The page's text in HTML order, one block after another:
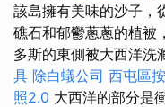
該島擁有美味的沙子，
礁石和郁鬱蔥蔥的植被
多斯的東側被大西洋洗
具 除白蟻公司 西屯區
照2.0 大西洋的部分是